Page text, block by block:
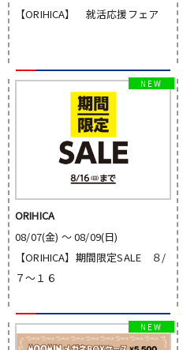
【ORIHICA】 就活応援フェア
ORIHICA
08/07(金) 〜 08/09(日)
【ORIHICA】期間限定SALE ８/
７～１６